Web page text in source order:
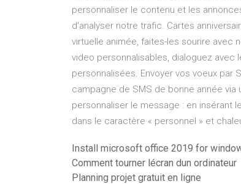
personnaliser le contenu et les
d'analyser notre trafic. Cartes
virtuelle animée, faites-les sourire avec
video personnalisables, dialoguez
personnalisées. Envoyer vos voeux par
campagne de SMS de bonne année
personnaliser le message : en insérant
dans le caractère « personnel » et
Install microsoft office 2019 for
Comment tourner lécran dun ordinateur
Planning projet gratuit en ligne